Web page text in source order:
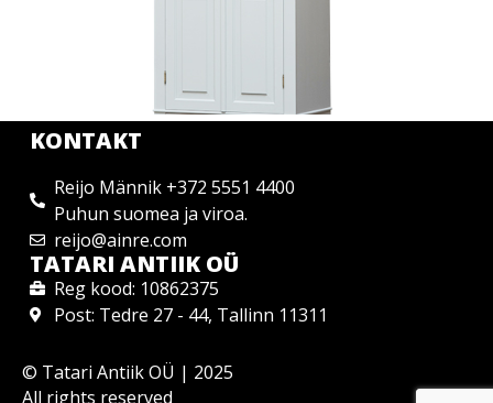
KONTAKT
Reijo Männik +372 5551 4400
Puhun suomea ja viroa.
reijo@ainre.com
TATARI ANTIIK OÜ
Reg kood: 10862375
Post: Tedre 27 - 44, Tallinn 11311
© Tatari Antiik OÜ | 2025
All rights reserved